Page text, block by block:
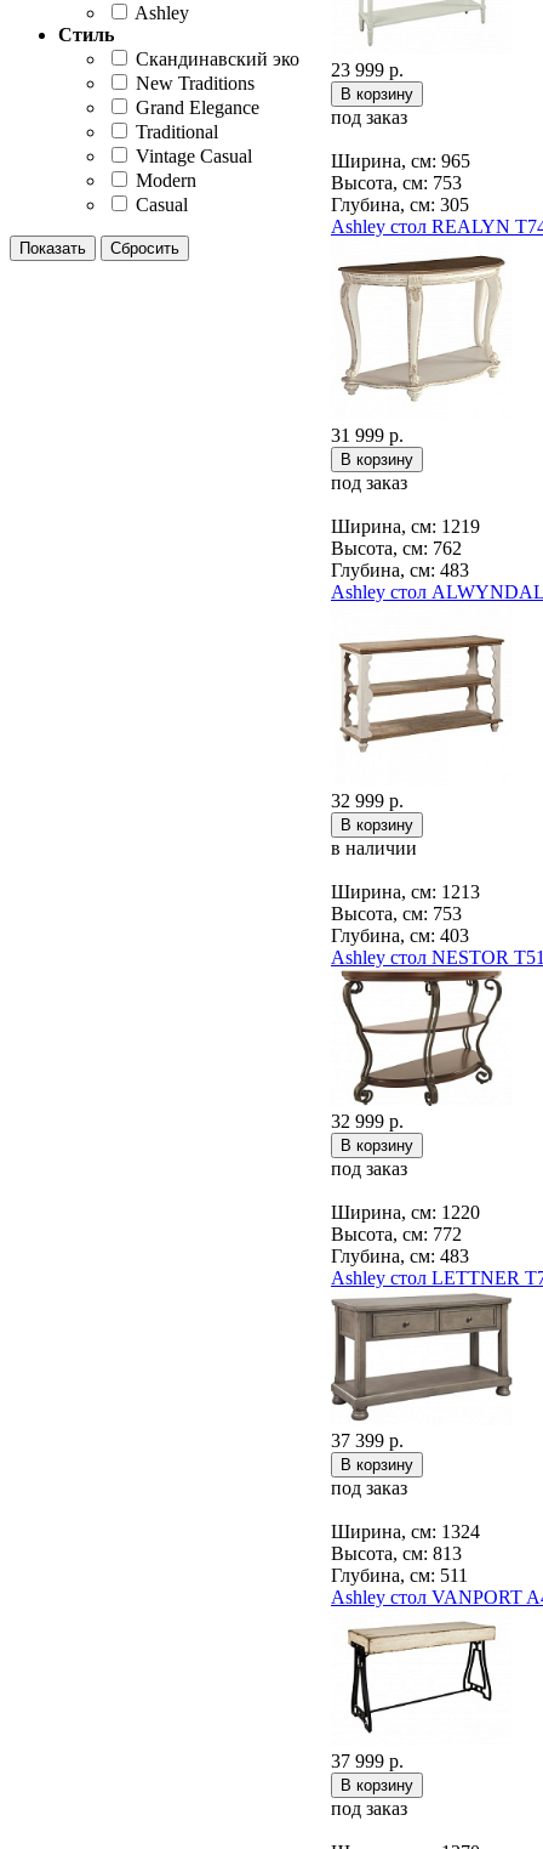
Ashley
Стиль
Скандинавский эко
New Traditions
Grand Elegance
Traditional
Vintage Casual
Modern
Casual
23 999 р.
под заказ
Ширина, см: 965
Высота, см: 753
Глубина, см: 305
Ashley стол REALYN
31 999 р.
под заказ
Ширина, см: 1219
Высота, см: 762
Глубина, см: 483
Ashley стол
32 999 р.
в наличии
Ширина, см: 1213
Высота, см: 753
Глубина, см: 403
Ashley стол NESTOR
32 999 р.
под заказ
Ширина, см: 1220
Высота, см: 772
Глубина, см: 483
Ashley стол LETTNER
37 399 р.
под заказ
Ширина, см: 1324
Высота, см: 813
Глубина, см: 511
Ashley стол VANPORT
37 999 р.
под заказ